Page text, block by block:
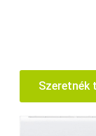
Szeretnék